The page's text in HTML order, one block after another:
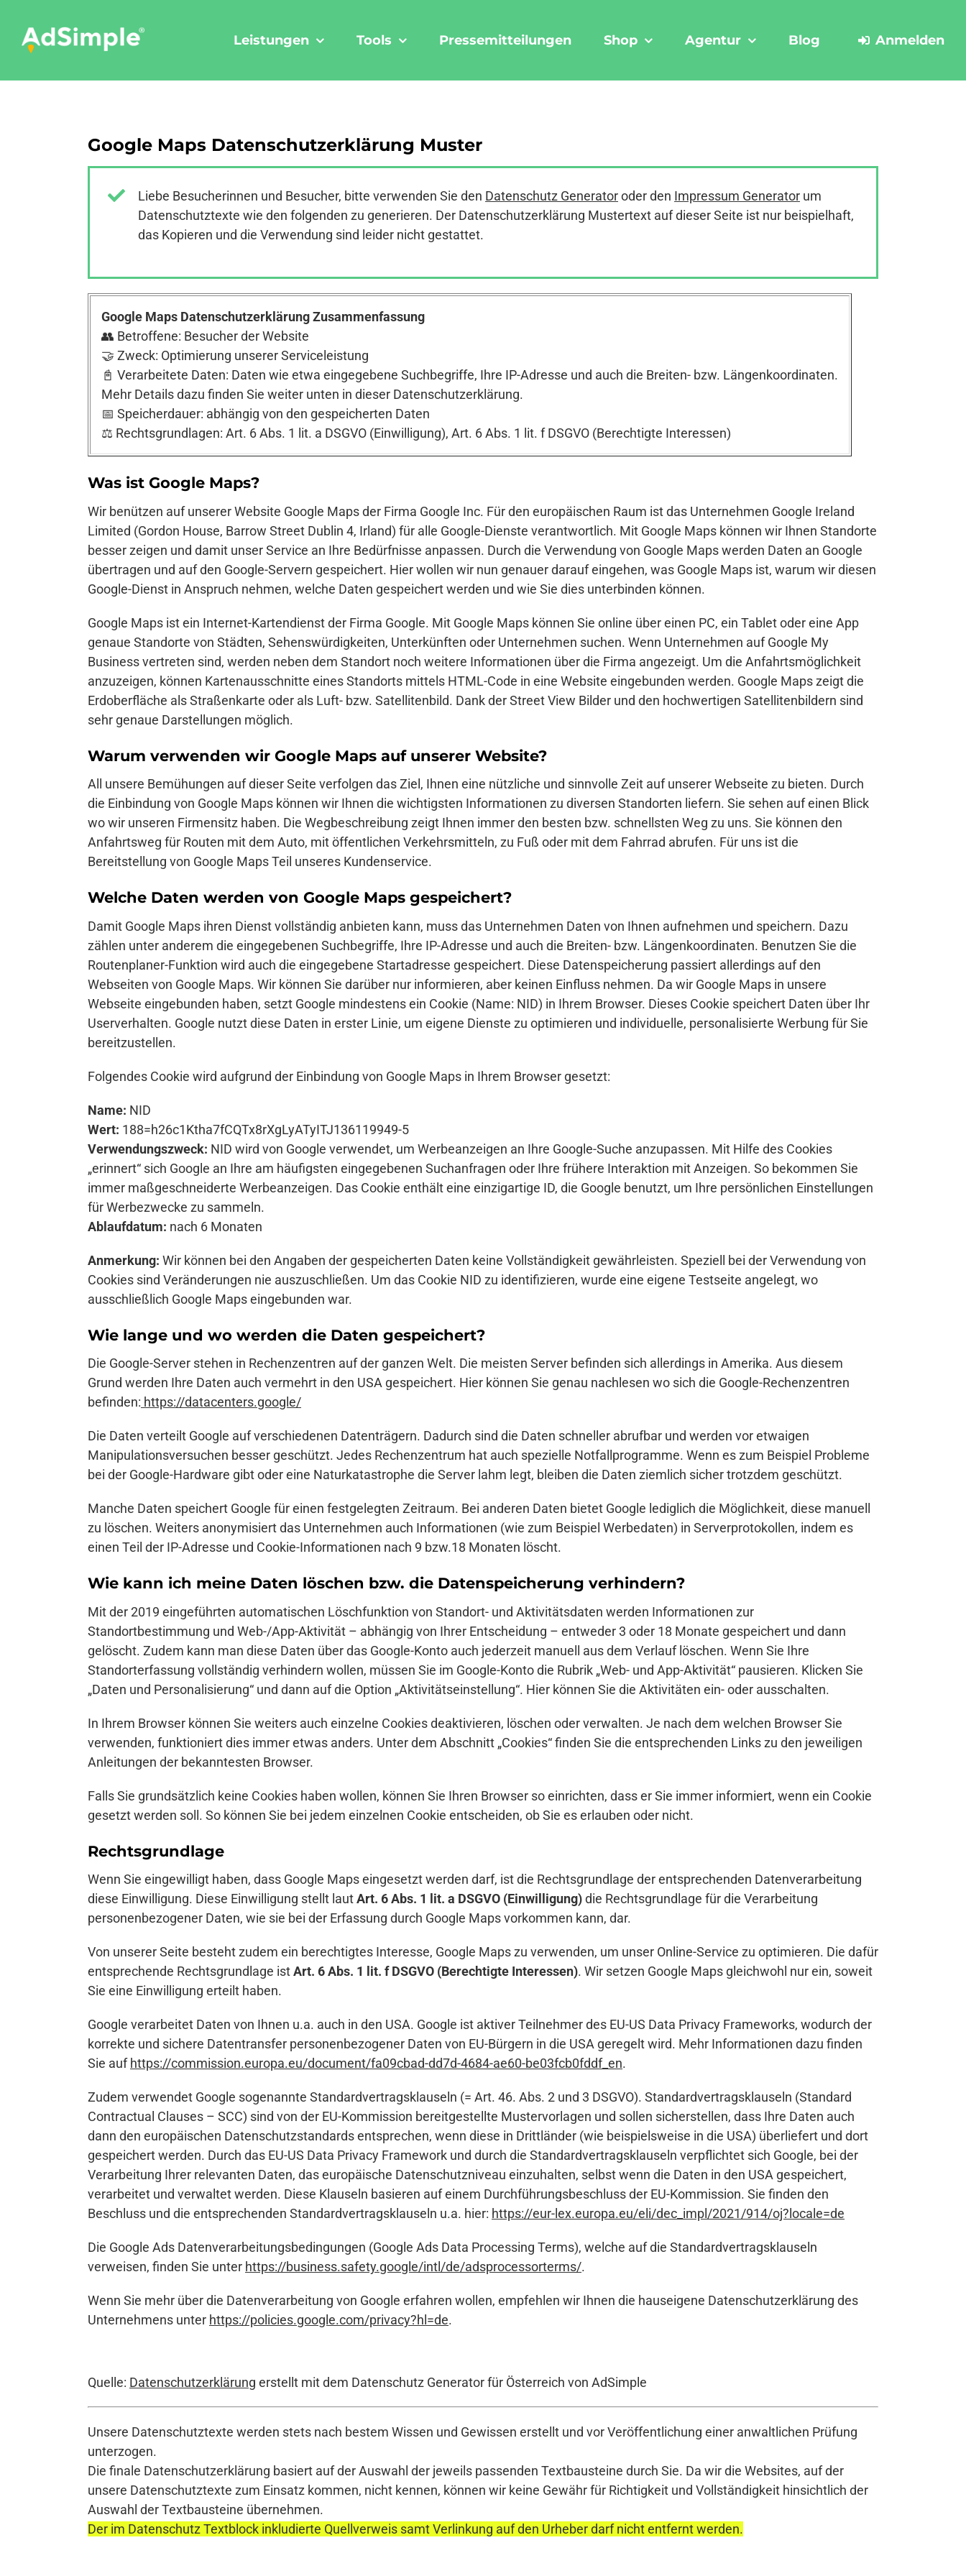
content
Leistungen Tools Pressemitteilungen Shop Agentur Blog Anmelden
Google Maps Datenschutzerklärung Muster
Liebe Besucherinnen und Besucher, bitte verwenden Sie den Datenschutz Generatoroder den Impressum Generator um
Datenschutztexte wie den folgenden zu generieren. Der Datenschutzerklärung Mustertext auf dieser Seite ist nur beispielhaft,
das Kopieren und die Verwendung sind leider nicht gestattet.
Google Maps Datenschutzerklärung Zusammenfassung
👥 Betroffene: Besucher der Website
🤝 Zweck: Optimierung unserer Serviceleistung
📓 Verarbeitete Daten: Daten wie etwa eingegebene Suchbegriffe, Ihre IP-Adresse und auch die Breiten- bzw. Längenkoordinaten.
Mehr Details dazu finden Sie weiter unten in dieser Datenschutzerklärung.
📅 Speicherdauer: abhängig von den gespeicherten Daten
⚖️ Rechtsgrundlagen: Art. 6 Abs. 1 lit. a DSGVO (Einwilligung), Art. 6 Abs. 1 lit. f DSGVO (Berechtigte Interessen)
Was ist Google Maps?
Wir benützen auf unserer Website Google Maps der Firma Google Inc. Für den europäischen Raum ist das Unternehmen Google Ireland
Limited (Gordon House, Barrow Street Dublin 4, Irland) für alle Google-Dienste verantwortlich. Mit Google Maps können wir Ihnen Standorte
besser zeigen und damit unser Service an Ihre Bedürfnisse anpassen. Durch die Verwendung von Google Maps werden Daten an Google
übertragen und auf den Google-Servern gespeichert. Hier wollen wir nun genauer darauf eingehen, was Google Maps ist, warum wir diesen
Google-Dienst in Anspruch nehmen, welche Daten gespeichert werden und wie Sie dies unterbinden können.
Google Maps ist ein Internet-Kartendienst der Firma Google. Mit Google Maps können Sie online über einen PC, ein Tablet oder eine App
genaue Standorte von Städten, Sehenswürdigkeiten, Unterkünften oder Unternehmen suchen. Wenn Unternehmen auf Google My
Business vertreten sind, werden neben dem Standort noch weitere Informationen über die Firma angezeigt. Um die Anfahrtsmöglichkeit
anzuzeigen, können Kartenausschnitte eines Standorts mittels HTML-Code in eine Website eingebunden werden. Google Maps zeigt die
Erdoberfläche als Straßenkarte oder als Luft- bzw. Satellitenbild. Dank der Street View Bilder und den hochwertigen Satellitenbildern sind
sehr genaue Darstellungen möglich.
Warum verwenden wir Google Maps auf unserer Website?
All unsere Bemühungen auf dieser Seite verfolgen das Ziel, Ihnen eine nützliche und sinnvolle Zeit auf unserer Webseite zu bieten. Durch
die Einbindung von Google Maps können wir Ihnen die wichtigsten Informationen zu diversen Standorten liefern. Sie sehen auf einen Blick
wo wir unseren Firmensitz haben. Die Wegbeschreibung zeigt Ihnen immer den besten bzw. schnellsten Weg zu uns. Sie können den
Anfahrtsweg für Routen mit dem Auto, mit öffentlichen Verkehrsmitteln, zu Fuß oder mit dem Fahrrad abrufen. Für uns ist die
Bereitstellung von Google Maps Teil unseres Kundenservice.
Welche Daten werden von Google Maps gespeichert?
Damit Google Maps ihren Dienst vollständig anbieten kann, muss das Unternehmen Daten von Ihnen aufnehmen und speichern. Dazu
zählen unter anderem die eingegebenen Suchbegriffe, Ihre IP-Adresse und auch die Breiten- bzw. Längenkoordinaten. Benutzen Sie die
Routenplaner-Funktion wird auch die eingegebene Startadresse gespeichert. Diese Datenspeicherung passiert allerdings auf den
Webseiten von Google Maps. Wir können Sie darüber nur informieren, aber keinen Einfluss nehmen. Da wir Google Maps in unsere
Webseite eingebunden haben, setzt Google mindestens ein Cookie (Name: NID) in Ihrem Browser. Dieses Cookie speichert Daten über Ihr
Userverhalten. Google nutzt diese Daten in erster Linie, um eigene Dienste zu optimieren und individuelle, personalisierte Werbung für Sie
bereitzustellen.
Folgendes Cookie wird aufgrund der Einbindung von Google Maps in Ihrem Browser gesetzt:
Name: NID
Wert: 188=h26c1Ktha7fCQTx8rXgLyATyITJ136119949-5
Verwendungszweck: NID wird von Google verwendet, um Werbeanzeigen an Ihre Google-Suche anzupassen. Mit Hilfe des Cookies
„erinnert“ sich Google an Ihre am häufigsten eingegebenen Suchanfragen oder Ihre frühere Interaktion mit Anzeigen. So bekommen Sie
immer maßgeschneiderte Werbeanzeigen. Das Cookie enthält eine einzigartige ID, die Google benutzt, um Ihre persönlichen Einstellungen
für Werbezwecke zu sammeln.
Ablaufdatum: nach 6 Monaten
Anmerkung: Wir können bei den Angaben der gespeicherten Daten keine Vollständigkeit gewährleisten. Speziell bei der Verwendung von
Cookies sind Veränderungen nie auszuschließen. Um das Cookie NID zu identifizieren, wurde eine eigene Testseite angelegt, wo
ausschließlich Google Maps eingebunden war.
Wie lange und wo werden die Daten gespeichert?
Die Google-Server stehen in Rechenzentren auf der ganzen Welt. Die meisten Server befinden sich allerdings in Amerika. Aus diesem
Grund werden Ihre Daten auch vermehrt in den USA gespeichert. Hier können Sie genau nachlesen wo sich die Google-Rechenzentren
befinden: https://datacenters.google/
Die Daten verteilt Google auf verschiedenen Datenträgern. Dadurch sind die Daten schneller abrufbar und werden vor etwaigen
Manipulationsversuchen besser geschützt. Jedes Rechenzentrum hat auch spezielle Notfallprogramme. Wenn es zum Beispiel Probleme
bei der Google-Hardware gibt oder eine Naturkatastrophe die Server lahm legt, bleiben die Daten ziemlich sicher trotzdem geschützt.
Manche Daten speichert Google für einen festgelegten Zeitraum. Bei anderen Daten bietet Google lediglich die Möglichkeit, diese manuell
zu löschen. Weiters anonymisiert das Unternehmen auch Informationen (wie zum Beispiel Werbedaten) in Serverprotokollen, indem es
einen Teil der IP-Adresse und Cookie-Informationen nach 9 bzw.18 Monaten löscht.
Wie kann ich meine Daten löschen bzw. die Datenspeicherung verhindern?
Mit der 2019 eingeführten automatischen Löschfunktion von Standort- und Aktivitätsdaten werden Informationen zur
Standortbestimmung und Web-/App-Aktivität – abhängig von Ihrer Entscheidung – entweder 3 oder 18 Monate gespeichert und dann
gelöscht. Zudem kann man diese Daten über das Google-Konto auch jederzeit manuell aus dem Verlauf löschen. Wenn Sie Ihre
Standorterfassung vollständig verhindern wollen, müssen Sie im Google-Konto die Rubrik „Web- und App-Aktivität“ pausieren. Klicken Sie
„Daten und Personalisierung“ und dann auf die Option „Aktivitätseinstellung“. Hier können Sie die Aktivitäten ein- oder ausschalten.
In Ihrem Browser können Sie weiters auch einzelne Cookies deaktivieren, löschen oder verwalten. Je nach dem welchen Browser Sie
verwenden, funktioniert dies immer etwas anders. Unter dem Abschnitt „Cookies“ finden Sie die entsprechenden Links zu den jeweiligen
Anleitungen der bekanntesten Browser.
Falls Sie grundsätzlich keine Cookies haben wollen, können Sie Ihren Browser so einrichten, dass er Sie immer informiert, wenn ein Cookie
gesetzt werden soll. So können Sie bei jedem einzelnen Cookie entscheiden, ob Sie es erlauben oder nicht.
Rechtsgrundlage
Wenn Sie eingewilligt haben, dass Google Maps eingesetzt werden darf, ist die Rechtsgrundlage der entsprechenden Datenverarbeitung
diese Einwilligung. Diese Einwilligung stellt lautArt. 6 Abs. 1 lit. a DSGVO (Einwilligung)die Rechtsgrundlage für die Verarbeitung
personenbezogener Daten, wie sie bei der Erfassung durch Google Maps vorkommen kann, dar.
Von unserer Seite besteht zudem ein berechtigtes Interesse, Google Maps zu verwenden, um unser Online-Service zu optimieren. Die dafür
entsprechende Rechtsgrundlage istArt. 6 Abs. 1 lit. f DSGVO (Berechtigte Interessen). Wir setzen Google Maps gleichwohl nur ein, soweit
Sie eine Einwilligung erteilt haben.
Google verarbeitet Daten von Ihnen u.a. auch in den USA. Google ist aktiver Teilnehmer des EU-US Data Privacy Frameworks, wodurch der
korrekte und sichere Datentransfer personenbezogener Daten von EU-Bürgern in die USA geregelt wird. Mehr Informationen dazu finden
Sie auf https://commission.europa.eu/document/fa09cbad-dd7d-4684-ae60-be03fcb0fddf_en.
Zudem verwendet Google sogenannte Standardvertragsklauseln (= Art. 46. Abs. 2 und 3 DSGVO). Standardvertragsklauseln (Standard
Contractual Clauses – SCC) sind von der EU-Kommission bereitgestellte Mustervorlagen und sollen sicherstellen, dass Ihre Daten auch
dann den europäischen Datenschutzstandards entsprechen, wenn diese in Drittländer (wie beispielsweise in die USA) überliefert und dort
gespeichert werden. Durch das EU-US Data Privacy Framework und durch die Standardvertragsklauseln verpflichtet sich Google, bei der
Verarbeitung Ihrer relevanten Daten, das europäische Datenschutzniveau einzuhalten, selbst wenn die Daten in den USA gespeichert,
verarbeitet und verwaltet werden. Diese Klauseln basieren auf einem Durchführungsbeschluss der EU-Kommission. Sie finden den
Beschluss und die entsprechenden Standardvertragsklauseln u.a. hier: https://eur-lex.europa.eu/eli/dec_impl/2021/914/oj?locale=de
Die Google Ads Datenverarbeitungsbedingungen (Google Ads Data Processing Terms), welche auf die Standardvertragsklauseln
verweisen, finden Sie unter https://business.safety.google/intl/de/adsprocessorterms/.
Wenn Sie mehr über die Datenverarbeitung von Google erfahren wollen, empfehlen wir Ihnen die hauseigene Datenschutzerklärung des
Unternehmens unter https://policies.google.com/privacy?hl=de.
Quelle: Datenschutzerklärung erstellt mit dem Datenschutz Generator für Österreich von AdSimple
Unsere Datenschutztexte werden stets nach bestem Wissen und Gewissen erstellt und vor Veröffentlichung einer anwaltlichen Prüfung
unterzogen.
Die finale Datenschutzerklärung basiert auf der Auswahl der jeweils passenden Textbausteine durch Sie. Da wir die Websites, auf der
unsere Datenschutztexte zum Einsatz kommen, nicht kennen, können wir keine Gewähr für Richtigkeit und Vollständigkeit hinsichtlich der
Auswahl der Textbausteine übernehmen.
Der im Datenschutz Textblock inkludierte Quellverweis samt Verlinkung auf den Urheber darf nicht entfernt werden.